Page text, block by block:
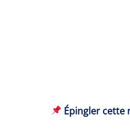
Épingler cette